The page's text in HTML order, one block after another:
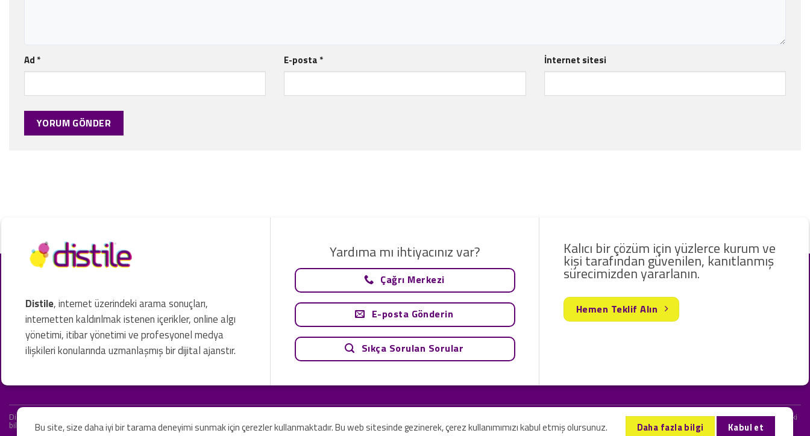
Ad * E-posta * İnternet sitesi
Distile, internet üzerindeki arama sonuçları,
internetten kaldırılmak istenen içerikler, online algı
yönetimi, itibar yönetimi ve profesyonel medya
ilişkileri konularında uzmanlaşmış bir dijital ajanstır.
Yardıma mı ihtiyacınız var?
Çağrı Merkezi
E-posta Gönderin
Sıkça Sorulan Sorular
Kalıcı bir çözüm için yüzlerce kurum ve
kişi tarafından güvenilen, kanıtlanmış
sürecimizden yararlanın.
Hemen Teklif Alın
Distile bir hukuk firması değildir ve hizmetlerimizin hiçbiri resmi hukuki tavsiye olarak değerlendirilemez. Sadece teknoloji ve danışmanlık şirketi olarak hizmet vermekteyiz. Web sitemizde ve sizinle kurduğumuz iletişimlerdeki
bilgiler yalnızca genel bilgi niteliğindedir. Yasal tavsiye olarak değerlendirilmesi amaçlanmamıştır.
Bu site, size daha iyi bir tarama deneyimi sunmak için çerezler kullanmaktadır. Bu web sitesinde gezinerek, çerez kullanımımızı kabul etmiş olursunuz. Daha fazla bilgi Kabul et